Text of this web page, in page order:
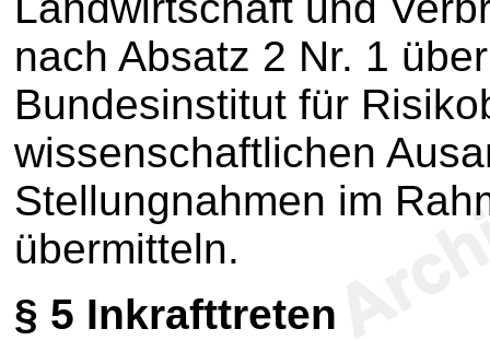
nach Absatz 2 Nr. 1
Bundesinstitut für
wissenschaftlichen
Stellungnahmen im
übermitteln.
§ 5 Inkrafttreten